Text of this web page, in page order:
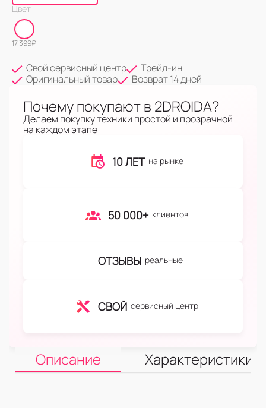
Цвет
17.399₽
Свой сервисный центр
Трейд-ин
Оригинальный товар
Возврат 14 дней
Почему покупают в 2DROIDA?
Делаем покупку техники простой и прозрачной
на каждом этапе
10 ЛЕТ на рынке
50 000+ клиентов
ОТЗЫВЫ реальные
СВОЙ сервисный центр
Описание Характеристики